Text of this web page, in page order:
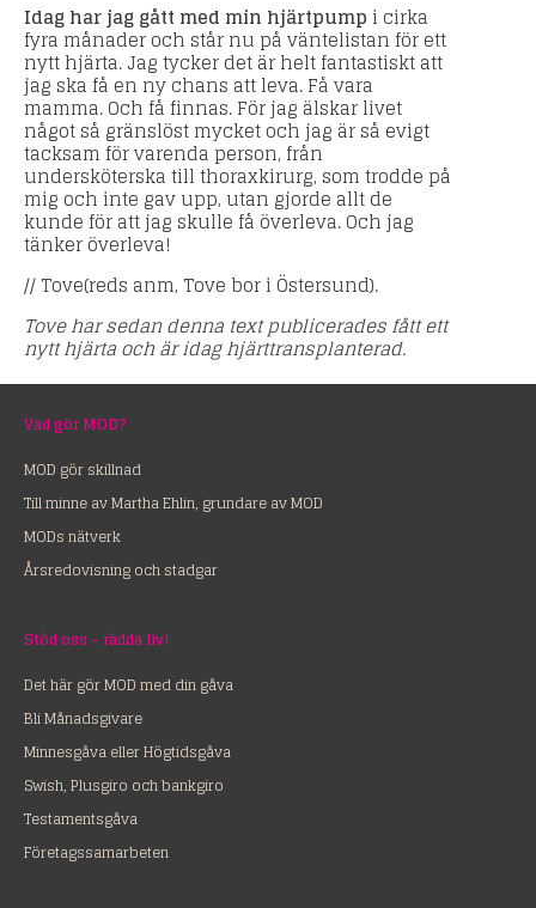
Idag har jag gått med min hjärtpump i cirka
fyra månader och står nu på väntelistan för ett
nytt hjärta. Jag tycker det är helt fantastiskt att
jag ska få en ny chans att leva. Få vara
mamma. Och få finnas. För jag älskar livet
något så gränslöst mycket och jag är så evigt
tacksam för varenda person, från
undersköterska till thoraxkirurg, som trodde på
mig och inte gav upp, utan gjorde allt de
kunde för att jag skulle få överleva. Och jag
tänker överleva!
// Tove(reds anm, Tove bor i Östersund).
Tove har sedan denna text publicerades fått ett
nytt hjärta och är idag hjärttransplanterad.
Vad gör MOD?
MOD gör skillnad
Till minne av Martha Ehlin, grundare av MOD
MODs nätverk
Årsredovisning och stadgar
Stöd oss – rädda liv!
Det här gör MOD med din gåva
Bli Månadsgivare
Minnesgåva eller Högtidsgåva
Swish, Plusgiro och bankgiro
Testamentsgåva
Företagssamarbeten